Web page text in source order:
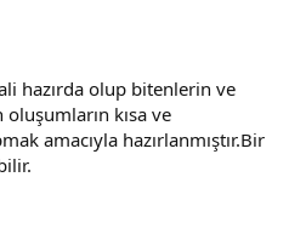
hazırda olup bitenlerin ve
kısa ve
amacıyla hazırlanmıştır.Bir